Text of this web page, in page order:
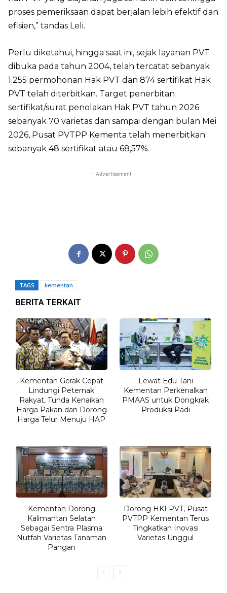
proses pemeriksaan dapat berjalan lebih efektif dan
efisien,” tandas Leli.
Perlu diketahui, hingga saat ini, sejak layanan PVT
dibuka pada tahun 2004, telah tercatat sebanyak
1.255 permohonan Hak PVT dan 874 sertifikat Hak
PVT telah diterbitkan. Target penerbitan
sertifikat/surat penolakan Hak PVT tahun 2026
sebanyak 70 varietas dan sampai dengan bulan Mei
2026, Pusat PVTPP Kementa telah menerbitkan
sebanyak 48 sertifikat atau 68,57%.
- Advertisement -
TAGS kementan
BERITA TERKAIT
Kementan Gerak Cepat
Lindungi Peternak
Rakyat, Tunda Kenaikan
Harga Pakan dan Dorong
Harga Telur Menuju HAP
Lewat Edu Tani
Kementan Perkenalkan
PMAAS untuk Dongkrak
Produksi Padi
Kementan Dorong
Kalimantan Selatan
Sebagai Sentra Plasma
Nutfah Varietas Tanaman
Pangan
Dorong HKI PVT, Pusat
PVTPP Kementan Terus
Tingkatkan Inovasi
Varietas Unggul